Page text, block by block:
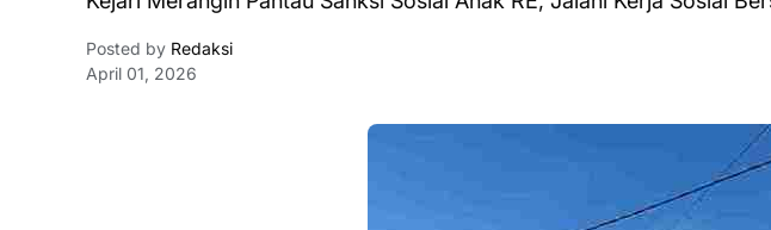
Posted by Redaksi
April 01, 2026